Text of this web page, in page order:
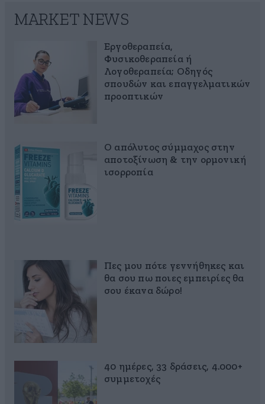
MARKET NEWS
Εργοθεραπεία,
Φυσικοθεραπεία ή
Λογοθεραπεία; Οδηγός
σπουδών και επαγγελματικών
προοπτικών
Ο απόλυτος σύμμαχος στην
αποτοξίνωση & την ορμονική
ισορροπία
Πες μου πότε γεννήθηκες και
θα σου πω ποιες εμπειρίες θα
σου έκανα δώρο!
40 ημέρες, 33 δράσεις, 4.000+
συμμετοχές